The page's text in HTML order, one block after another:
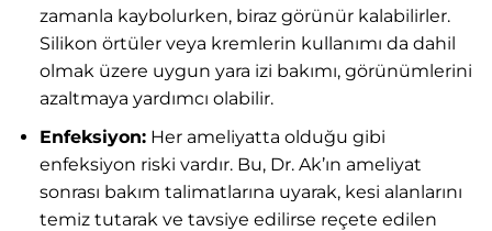
zamanla kaybolurken, biraz görünür kalabilirler.
Silikon örtüler veya kremlerin kullanımı da dahil
olmak üzere uygun yara izi bakımı, görünümlerini
azaltmaya yardımcı olabilir.
Enfeksiyon:Her ameliyatta olduğu gibi
enfeksiyon riski vardır. Bu, Dr. Ak’ın ameliyat
sonrası bakım talimatlarına uyarak, kesi alanlarını
temiz tutarak ve tavsiye edilirse reçete edilen